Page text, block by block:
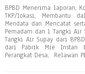
BPBD Menerima laporan,
TKP/lokasi, Membantu
Mendata dan Mencatat
Pemadam dan 1 Tangki Air
Tangki Air Supay dari
dari Pabrik Mie Instan
Perangkat Desa, Relawan